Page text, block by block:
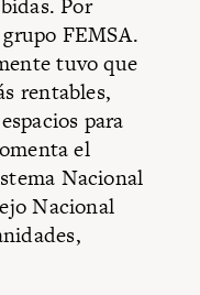
FEMSA.
tuvo que
rentables,
para
el
Nacional
Nacional